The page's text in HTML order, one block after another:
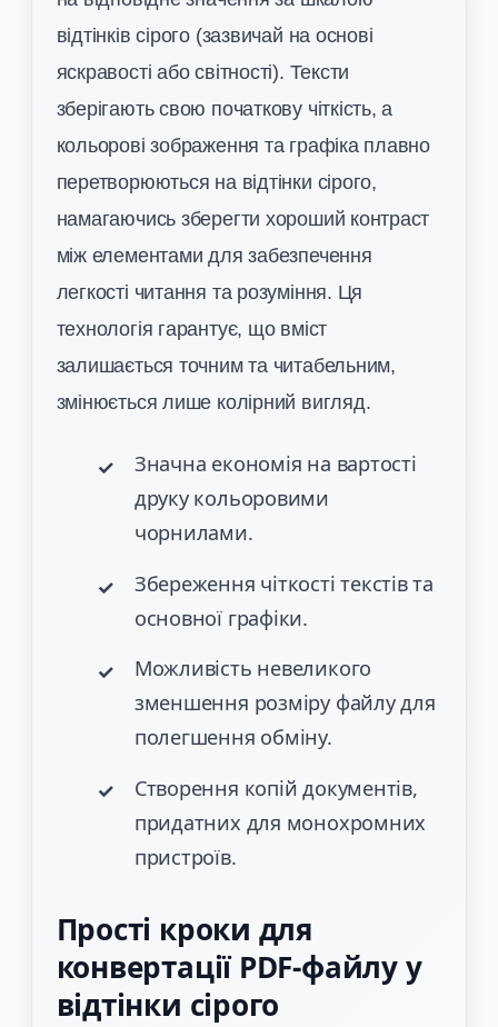
відтінків сірого (зазвичай на основі
яскравості або світності). Тексти
зберігають свою початкову чіткість, а
кольорові зображення та графіка плавно
перетворюються на відтінки сірого,
намагаючись зберегти хороший контраст
між елементами для забезпечення
легкості читання та розуміння. Ця
технологія гарантує, що вміст
залишається точним та читабельним,
змінюється лише колірний вигляд.
Значна економія на вартості
друку кольоровими
чорнилами.
Збереження чіткості текстів та
основної графіки.
Можливість невеликого
зменшення розміру файлу для
полегшення обміну.
Створення копій документів,
придатних для монохромних
пристроїв.
Прості кроки для
конвертації PDF-файлу у
відтінки сірого